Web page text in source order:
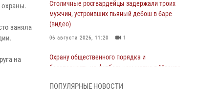
охраны.
заняла
на
Столичные росгвардейцы задержали троих
мужчин, устроивших пьяный дебош в баре
(видео)
06 августа 2026, 11:20 1
Охрану общественного порядка и
безопасность на футбольном матче в Москве
ПОПУЛЯРНЫЕ НОВОСТИ